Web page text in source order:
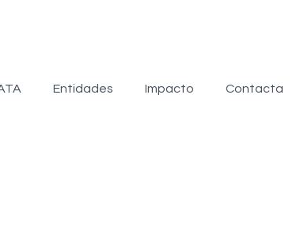
Entidades Impacto Contacta